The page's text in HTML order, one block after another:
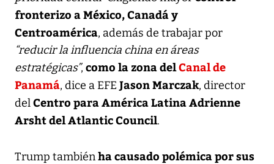
fronterizo a México, Canadá y
Centroamérica, además de trabajar por
“reducir la influencia china en áreas
estratégicas”, como la zona delCanal de
Panamá, dice a EFE Jason Marczak, director
delCentro para América Latina Adrienne
Arsht del Atlantic Council.
Trump tambiénha causado polémica por sus